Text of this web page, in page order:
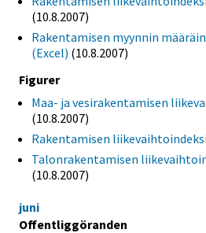
(10.8.2007)
Rakentamisen myynnin
(Excel) (10.8.2007)
Figurer
Maa- ja vesirakentamisen
(10.8.2007)
Rakentamisen
Talonrakentamisen
(10.8.2007)
juni
Offentliggöranden